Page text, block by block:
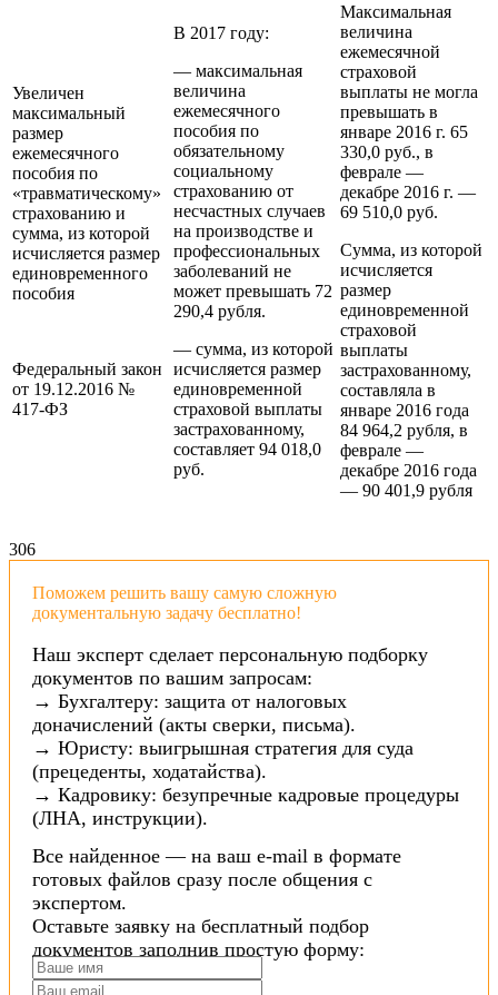
Увеличен
максимальный
размер
ежемесячного
пособия по
«травматическому»
страхованию и
сумма, из которой
исчисляется размер
единовременного
пособия
Федеральный закон
от 19.12.2016 №
417-ФЗ
В 2017 году:
— максимальная
величина
ежемесячного
пособия по
обязательному
социальному
страхованию от
несчастных случаев
на производстве и
профессиональных
заболеваний не
может превышать 72
290,4 рубля.
— сумма, из которой
исчисляется размер
единовременной
страховой выплаты
застрахованному,
составляет 94 018,0
руб.
Максимальная
величина
ежемесячной
страховой
выплаты не могла
превышать в
январе 2016 г. 65
330,0 руб., в
феврале —
декабре 2016 г. —
69 510,0 руб.
Сумма, из которой
исчисляется
размер
единовременной
страховой
выплаты
застрахованному,
составляла в
январе 2016 года
84 964,2 рубля, в
феврале —
декабре 2016 года
— 90 401,9 рубля
306
Поможем решить вашу самую сложную
документальную задачу бесплатно!
Наш эксперт сделает персональную подборку
документов по вашим запросам:
→ Бухгалтеру: защита от налоговых
доначислений (акты сверки, письма).
→ Юристу: выигрышная стратегия для суда
(прецеденты, ходатайства).
→ Кадровику: безупречные кадровые процедуры
(ЛНА, инструкции).
Все найденное — на ваш e-mail в формате
готовых файлов сразу после общения с
экспертом.
Оставьте заявку на бесплатный подбор
документов заполнив простую форму: